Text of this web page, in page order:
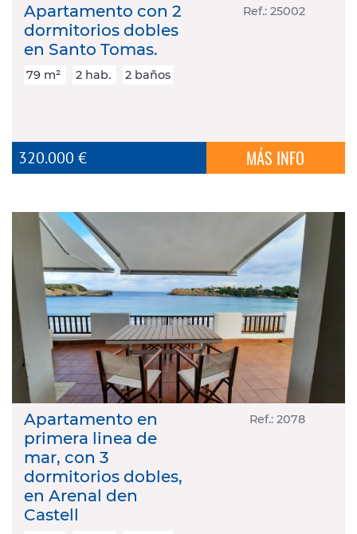
Apartamento con 2
dormitorios dobles
en Santo Tomas.
Ref.: 25002
79 m² 2 hab. 2 baños
320.000 € MÁS INFO
Apartamento en
primera linea de
mar, con 3
dormitorios dobles,
en Arenal den
Castell
Ref.: 2078